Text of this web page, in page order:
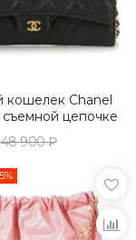
кошелек Chanel
съемной цепочке
900 ₽